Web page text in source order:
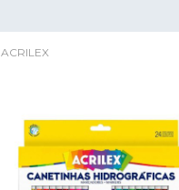
ACRILEX